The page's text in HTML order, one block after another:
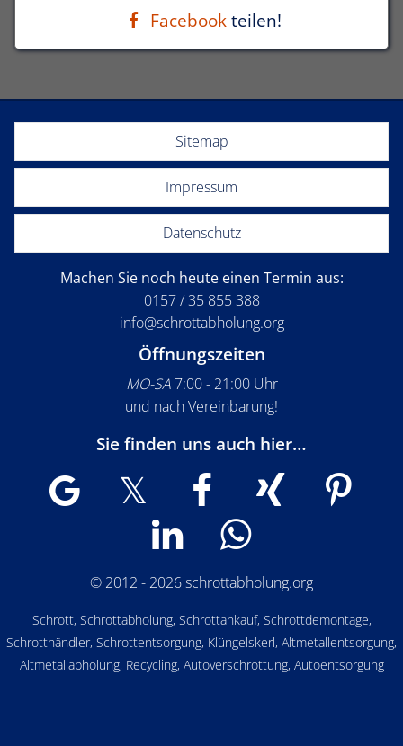
Facebookteilen!
Sitemap
Impressum
Datenschutz
Machen Sie noch heute einen Termin aus:
0157 / 35 855 388
info@schrottabholung.org
Öffnungszeiten
MO-SA7:00 - 21:00 Uhr
und nach Vereinbarung!
Sie finden uns auch hier…
© 2012 - 2026 schrottabholung.org
Schrott, Schrottabholung, Schrottankauf, Schrottdemontage,
Schrotthändler, Schrottentsorgung, Klüngelskerl, Altmetallentsorgung,
Altmetallabholung, Recycling, Autoverschrottung, Autoentsorgung